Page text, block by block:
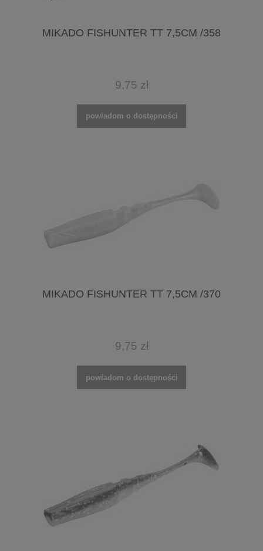
MIKADO FISHUNTER TT 7,5CM /358
9,75 zł
powiadom o dostępności
MIKADO FISHUNTER TT 7,5CM /370
9,75 zł
powiadom o dostępności